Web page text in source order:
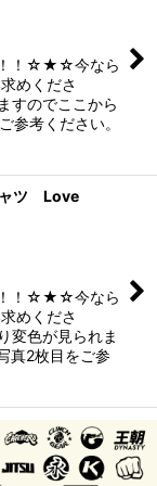
！☆★☆今なら
めくださ
すのでここから
参考ください。
ャツ Love
！☆★☆今なら
めくださ
変色が見られま
真2枚目をご参